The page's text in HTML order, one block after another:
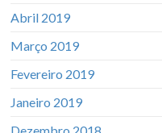
Abril 2019
Março 2019
Fevereiro 2019
Janeiro 2019